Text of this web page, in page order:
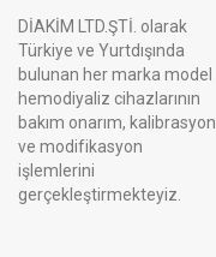
DİAKİM LTD.ŞTİ. olarak
Türkiye ve Yurtdışında
bulunan her marka model
hemodiyaliz cihazlarının
bakım onarım, kalibrasyon
ve modifikasyon
işlemlerini
gerçekleştirmekteyiz.